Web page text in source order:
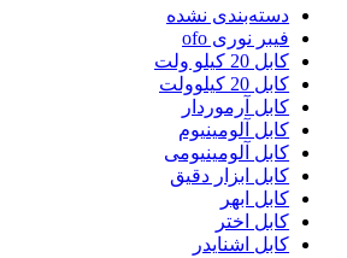
دسته‌بندی نشده
فیبر نوری ofo
کابل 20 کیلو ولت
کابل 20 کیلوولت
کابل آرموردار
کابل آلومینیوم
کابل آلومینیومی
کابل ابزار دقیق
کابل ابهر
کابل اختر
کابل اشنایدر